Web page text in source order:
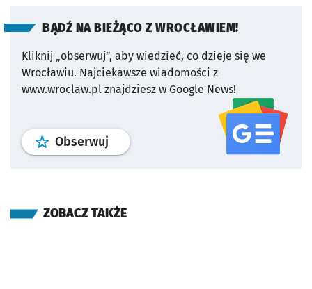
BĄDŹ NA BIEŻĄCO Z WROCŁAWIEM!
Kliknij „obserwuj”, aby wiedzieć, co dzieje się we
Wrocławiu. Najciekawsze wiadomości z
www.wroclaw.pl znajdziesz w Google News!
Obserwuj profil serwisu
ZOBACZ TAKŻE